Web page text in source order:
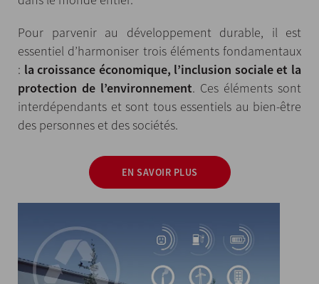
Pour parvenir au développement durable, il est
essentiel d’harmoniser trois éléments fondamentaux
: la croissance économique, l’inclusion sociale et la
protection de l’environnement. Ces éléments sont
interdépendants et sont tous essentiels au bien-être
des personnes et des sociétés.
EN SAVOIR PLUS